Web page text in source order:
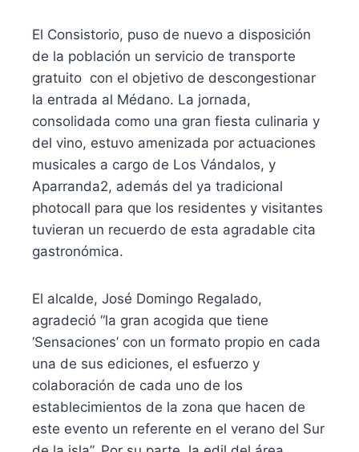
El Consistorio, puso de nuevo a disposición
de la población un servicio de transporte
gratuito con el objetivo de descongestionar
la entrada al Médano. La jornada,
consolidada como una gran fiesta culinaria y
del vino, estuvo amenizada por actuaciones
musicales a cargo de Los Vándalos, y
Aparranda2, además del ya tradicional
photocall para que los residentes y visitantes
tuvieran un recuerdo de esta agradable cita
gastronómica.
El alcalde, José Domingo Regalado,
agradeció “la gran acogida que tiene
‘Sensaciones’ con un formato propio en cada
una de sus ediciones, el esfuerzo y
colaboración de cada uno de los
establecimientos de la zona que hacen de
este evento un referente en el verano del Sur